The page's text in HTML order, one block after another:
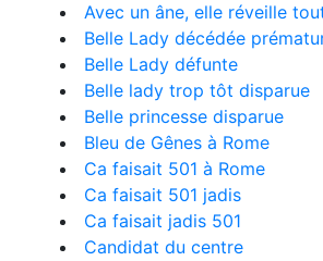
Avec un âne, elle réveille
Belle Lady décédée
Belle Lady défunte
Belle lady trop tôt disparue
Belle princesse disparue
Bleu de Gênes à Rome
Ca faisait 501 à Rome
Ca faisait 501 jadis
Ca faisait jadis 501
Candidat du centre